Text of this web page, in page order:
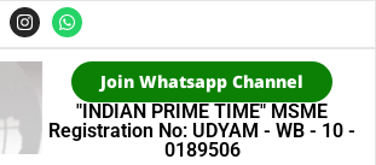
Join Whatsapp Channel
"INDIAN PRIME TIME" MSME
Registration No: UDYAM - WB - 10 -
0189506